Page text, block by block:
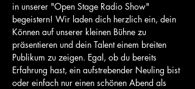
in unserer "Open Stage Radio Show"
begeistern! Wir laden dich herzlich ein, dein
Können auf unserer kleinen Bühne zu
präsentieren und dein Talent einem breiten
Publikum zu zeigen. Egal, ob du bereits
Erfahrung hast, ein aufstrebender Neuling bist
oder einfach nur einen schönen Abend als